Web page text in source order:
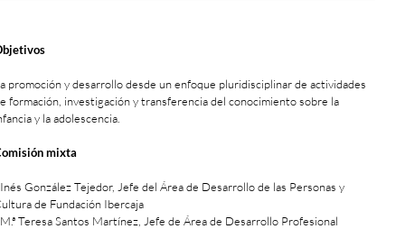
promoción y desarrollo desde un enfoque pluridisciplinar de actividades
formación, investigación y transferencia del conocimiento sobre la
y la adolescencia.
mixta
González Tejedor, Jefe del Área de Desarrollo de las Personas y
de Fundación Ibercaja
Teresa Santos Martínez, Jefe de Área de Desarrollo Profesional